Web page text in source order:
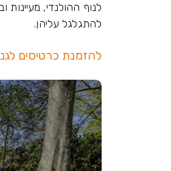
לנוף ההולנדי, מעיינות
להתגלגל עליהן.
להזמנת כרטיסים